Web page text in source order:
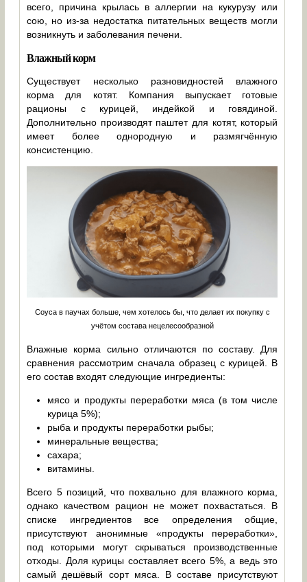
всего, причина крылась в аллергии на кукурузу или
сою, но из-за недостатка питательных веществ могли
возникнуть и заболевания печени.
Влажный корм
Существует несколько разновидностей влажного
корма для котят. Компания выпускает готовые
рационы с курицей, индейкой и говядиной.
Дополнительно производят паштет для котят, который
имеет более однородную и размягчённую
консистенцию.
Соуса в паучах больше, чем хотелось бы, что делает их покупку с
учётом состава нецелесообразной
Влажные корма сильно отличаются по составу. Для
сравнения рассмотрим сначала образец с курицей. В
его состав входят следующие ингредиенты:
мясо и продукты переработки мяса (в том числе
курица 5%);
рыба и продукты переработки рыбы;
минеральные вещества;
сахара;
витамины.
Всего 5 позиций, что похвально для влажного корма,
однако качеством рацион не может похвастаться. В
списке ингредиентов все определения общие,
присутствуют анонимные «продукты переработки»,
под которыми могут скрываться производственные
отходы. Доля курицы составляет всего 5%, а ведь это
самый дешёвый сорт мяса. В составе присутствуют